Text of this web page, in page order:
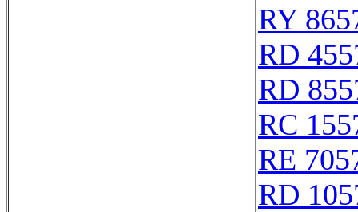
RY
RD
RD
RC
RE
RD